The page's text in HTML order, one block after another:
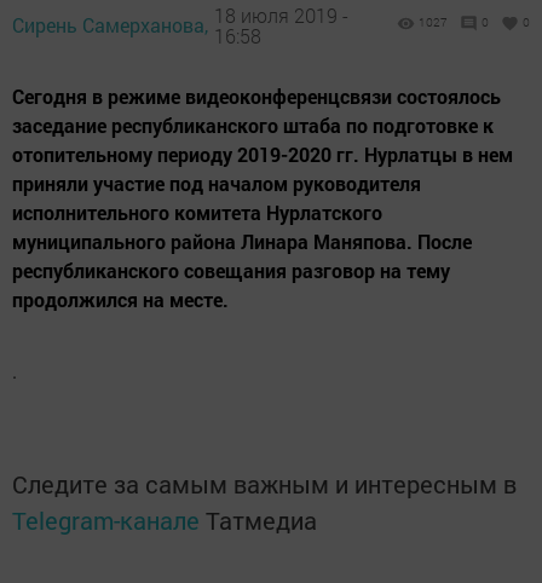
Сирень Самерханова, 18 июля 2019 -
16:58
1027 0 0
Сегодня в режиме видеоконференцсвязи состоялось
заседание республиканского штаба по подготовке к
отопительному периоду 2019-2020 гг. Нурлатцы в нем
приняли участие под началом руководителя
исполнительного комитета Нурлатского
муниципального района Линара Маняпова. После
республиканского совещания разговор на тему
продолжился на месте.
.
Следите за самым важным и интересным в
Telegram-канале Татмедиа